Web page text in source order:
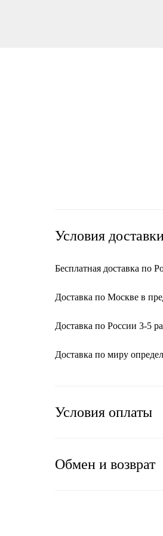
Условия
Бесплатная доставка по
Доставка по Москве в
Доставка по России 3-5
Доставка по миру
Условия оплаты
Обмен и возврат